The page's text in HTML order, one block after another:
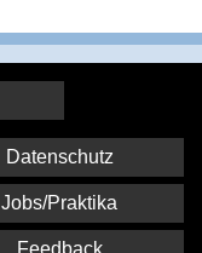
Datenschutz
Jobs/Praktika